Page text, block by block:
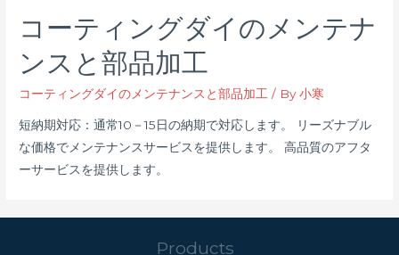
コーティングダイのメンテナ
ンスと部品加工
コーティングダイのメンテナンスと部品加工 / By小寒
短納期対応：通常10－15日の納期で対応します。 リーズナブル
な価格でメンテナンスサービスを提供します。 高品質のアフタ
ーサービスを提供します。
Products